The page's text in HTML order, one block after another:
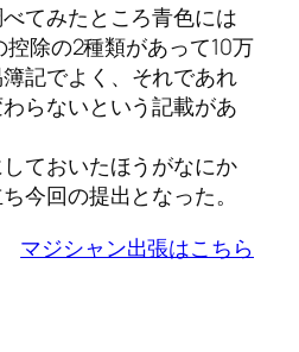
てみたところ青色には
除の2種類があって10万
記でよく 、それであれ
らないという記載があ
ておいたほうがなにか
今回の提出となった。
マジシャン出張はこちら